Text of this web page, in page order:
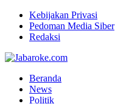
Kebijakan Privasi
Pedoman Media Siber
Redaksi
Beranda
News
Politik